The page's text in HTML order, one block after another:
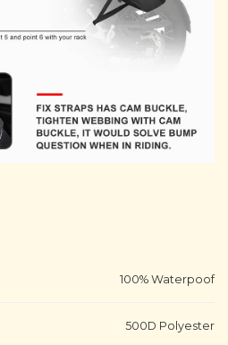
100% Waterpoof
500D Polyester